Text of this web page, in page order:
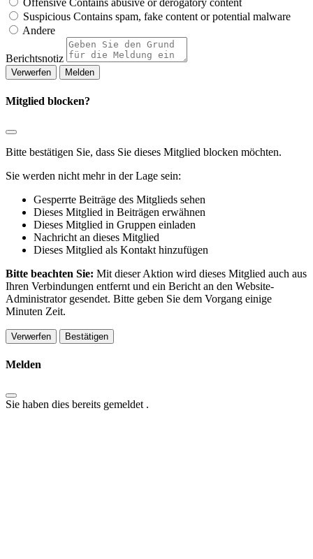
Offensive Contains abusive or derogatory content
Suspicious Contains spam, fake content or potential malware
Andere
Berichtsnotiz
Melden
Mitglied blocken?
Bitte bestätigen Sie, dass Sie dieses Mitglied blocken möchten.
Sie werden nicht mehr in der Lage sein:
Gesperrte Beiträge des Mitglieds sehen
Dieses Mitglied in Beiträgen erwähnen
Dieses Mitglied in Gruppen einladen
Nachricht an dieses Mitglied
Dieses Mitglied als Kontakt hinzufügen
Bitte beachten Sie: Mit dieser Aktion wird dieses Mitglied auch aus
Ihren Verbindungen entfernt und ein Bericht an den Website-
Administrator gesendet. Bitte geben Sie dem Vorgang einige
Minuten Zeit.
Bestätigen
Melden
Sie haben dies bereits gemeldet .